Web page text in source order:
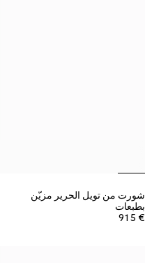
شورت من تويل الحرير مزيّن
بطبعات
€ 915